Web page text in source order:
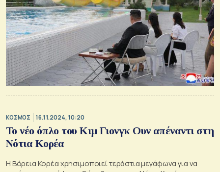
ΚΟΣΜΟΣ 16.11.2024, 10:20
Το νέο όπλο του Κιμ Γιονγκ Ουν απέναντι στη
Νότια Κορέα
Η Βόρεια Κορέα χρησιμοποιεί τεράστια μεγάφωνα για να